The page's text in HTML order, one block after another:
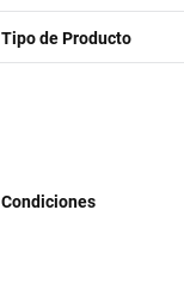
Tipo de Producto
Condiciones